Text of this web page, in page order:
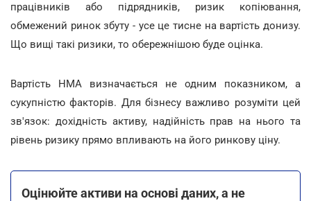
працівників або підрядників, ризик копіювання,
обмежений ринок збуту - усе це тисне на вартість донизу.
Що вищі такі ризики, то обережнішою буде оцінка.
Вартість НМА визначається не одним показником, а
сукупністю факторів. Для бізнесу важливо розуміти цей
зв'язок: дохідність активу, надійність прав на нього та
рівень ризику прямо впливають на його ринкову ціну.
Оцінюйте активи на основі даних, а не